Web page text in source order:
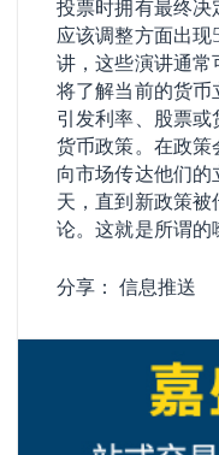
投票时拥有最终
应该调整方面出
讲，这些演讲通
将了解当前的货
引发利率、股票
货币政策。在政
向市场传达他们的
天，直到新政策被
论。这就是所谓的
分享： 信息推送